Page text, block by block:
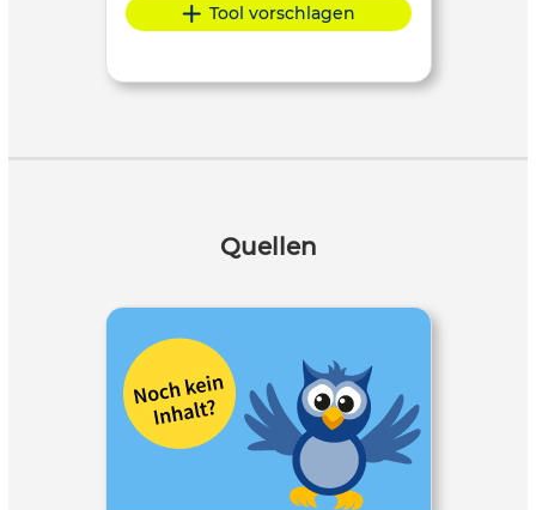
Tool vorschlagen
Quellen